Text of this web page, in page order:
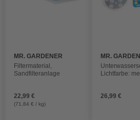
MR. GARDENER
Filtermaterial,
Sandfilteranlage
22,99 €
(71,84 € / kg)
MR.
Lichtfarbe:
26,99 €